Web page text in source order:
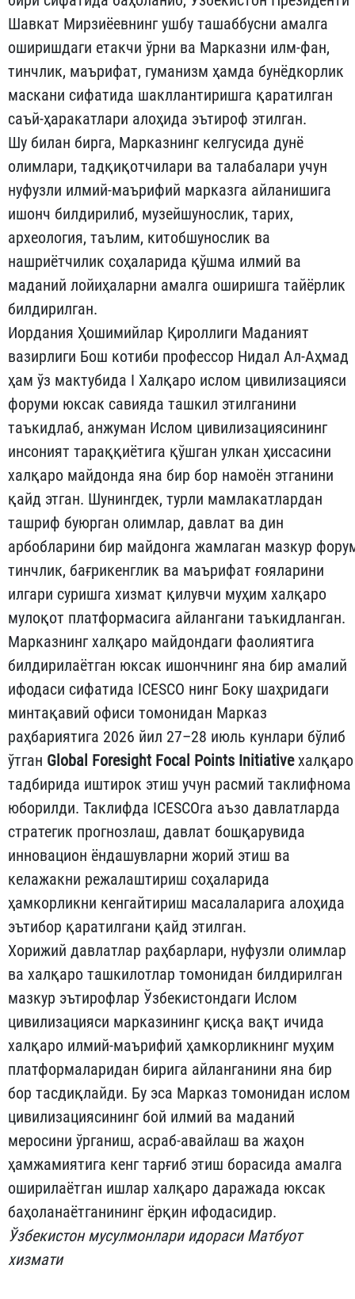
Шавкат Мирзиёевнинг ушбу ташаббусни амалга
оширишдаги етакчи ўрни ва Марказни илм-фан,
тинчлик, маърифат, гуманизм ҳамда бунёдкорлик
маскани сифатида шакллантиришга қаратилган
саъй-ҳаракатлари алоҳида эътироф этилган.
Шу билан бирга, Марказнинг келгусида дунё
олимлари, тадқиқотчилари ва талабалари учун
нуфузли илмий-маърифий марказга айланишига
ишонч билдирилиб, музейшунослик, тарих,
археология, таълим, китобшунослик ва
нашриётчилик соҳаларида қўшма илмий ва
маданий лойиҳаларни амалга оширишга тайёрлик
билдирилган.
Иордания Ҳошимийлар Қироллиги Маданият
вазирлиги Бош котиби профессор Нидал Ал-Аҳмад
ҳам ўз мактубида I Халқаро ислом цивилизацияси
форуми юксак савияда ташкил этилганини
таъкидлаб, анжуман Ислом цивилизациясининг
инсоният тараққиётига қўшган улкан ҳиссасини
халқаро майдонда яна бир бор намоён этганини
қайд этган. Шунингдек, турли мамлакатлардан
ташриф буюрган олимлар, давлат ва дин
арбобларини бир майдонга жамлаган мазкур
тинчлик, бағрикенглик ва маърифат ғояларини
илгари суришга хизмат қилувчи муҳим халқаро
мулоқот платформасига айлангани таъкидланган.
Марказнинг халқаро майдондаги фаолиятига
билдирилаётган юксак ишончнинг яна бир амалий
ифодаси сифатида ICESCO нинг Боку шаҳридаги
минтақавий офиси томонидан Марказ
раҳбариятига 2026 йил 27–28 июль кунлари бўлиб
ўтган Global Foresight Focal Points Initiativeхалқаро
тадбирида иштирок этиш учун расмий таклифнома
юборилди. Таклифда ICESCOга аъзо давлатларда
стратегик прогнозлаш, давлат бошқарувида
инновацион ёндашувларни жорий этиш ва
келажакни режалаштириш соҳаларида
ҳамкорликни кенгайтириш масалаларига алоҳида
эътибор қаратилгани қайд этилган.
Хорижий давлатлар раҳбарлари, нуфузли олимлар
ва халқаро ташкилотлар томонидан билдирилган
мазкур эътирофлар Ўзбекистондаги Ислом
цивилизацияси марказининг қисқа вақт ичида
халқаро илмий-маърифий ҳамкорликнинг муҳим
платформаларидан бирига айланганини яна бир
бор тасдиқлайди. Бу эса Марказ томонидан ислом
цивилизациясининг бой илмий ва маданий
меросини ўрганиш, асраб-авайлаш ва жаҳон
ҳамжамиятига кенг тарғиб этиш борасида амалга
оширилаётган ишлар халқаро даражада юксак
баҳоланаётганининг ёрқин ифодасидир.
Ўзбекистон мусулмонлари идораси Матбуот
хизмати